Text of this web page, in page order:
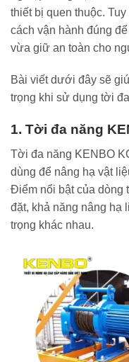
thiết bị quen thuộc.
cách vận hành đúng
vừa giữ an toàn cho
Bài viết dưới đây sẽ
trọng khi sử dụng tời
1. Tời đa năng
Tời đa năng KENBO
dùng để nâng hạ vật
Điểm nổi bật của dòng
đặt, khả năng nâng hạ
trọng khác nhau.